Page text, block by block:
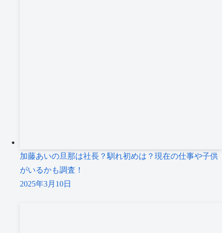
加藤あいの旦那は社長？馴れ初めは？現在の仕事や子供
がいるかも調査！
2025年3月10日